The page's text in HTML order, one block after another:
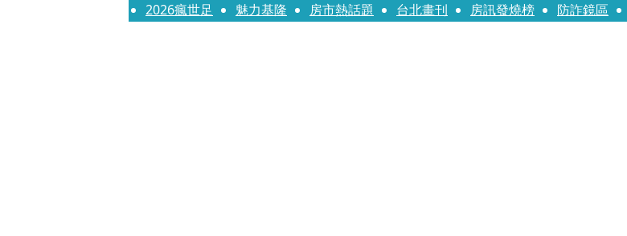
2026瘋世足
魅力基隆 房市熱話題 台北畫刊 房訊發燒榜 防詐鏡區